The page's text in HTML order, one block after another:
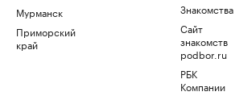
Мурманск
Приморский
край
Знакомства
Сайт
знакомств
podbor.ru
РБК
Компании